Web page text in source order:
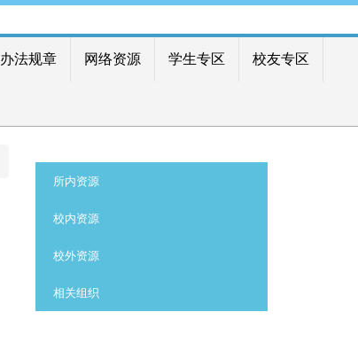
办法规章 网络资源 学生专区 校友专区
所内资源
校内资源
校外资源
相关组织